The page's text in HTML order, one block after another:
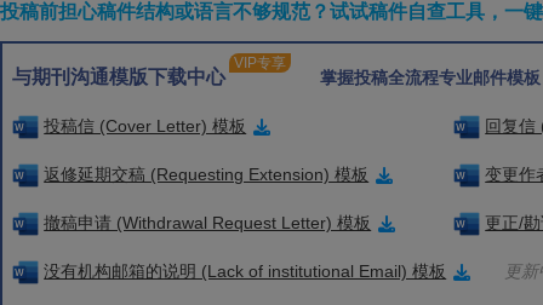
投稿前担心稿件结构或语言不够规范？试试稿件自查工具，一
与期刊沟通模版下载中心
VIP专享
掌握投稿全流程专业邮件模
投稿信 (Cover Letter) 模板 回复信
返修延期交稿 (Requesting Extension) 模板 变更作
撤稿申请 (Withdrawal Request Letter) 模板 更正/
没有机构邮箱的说明 (Lack of institutional Email) 模板 更